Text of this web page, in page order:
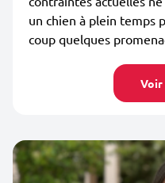
un chien à plein temps
coup quelques
Voir